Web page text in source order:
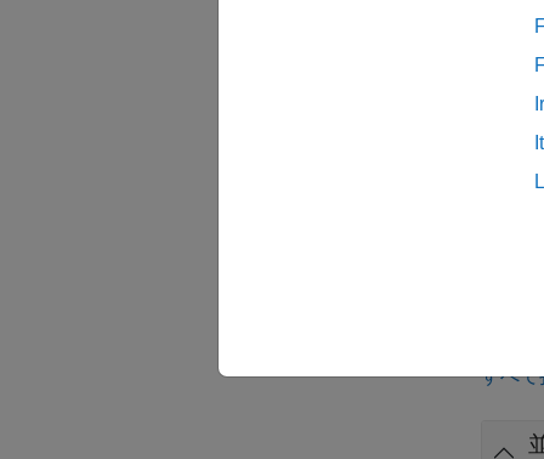
,
,
すべて